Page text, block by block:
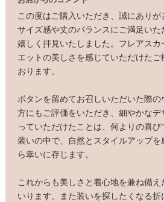
この度はご購入いただき、誠にありが
サイズ感や丈のバランスにご満足い
嬉しく拝見いたしました。フレアス
エットの美しさを感じていただけた
おります。
ボタンを留めてお召しいただいた際の
方にもご評価をいただき、細やかな
っていただけたことは、何よりの喜
装いの中で、自然とスタイルアップ
ら幸いに存じます。
これからも美しさと着心地を兼ね備
いります。また装いを探したくなる